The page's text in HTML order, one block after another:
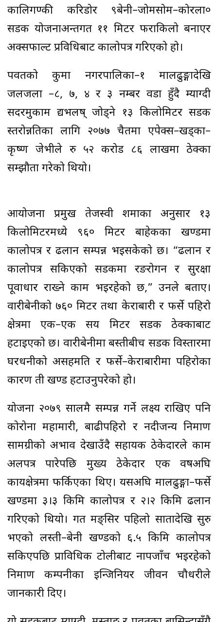
कालिगण्की करिडोर ९बेनी–जोमसोम–कोरला०
सडक योजनाअन्तर्गत ११ मिटर फराकिलो बनाएर
अक्सफाल्ट प्रविधिबाट कालोपत्र गरिएको हो।
पर्वतको कुमा नगरपालिका–१ मालढुङ्गादेखि
जलजला –८, ७, ४ र ३ नम्बर वडा हुँदै म्याग्दी
सदरमुकाम द्यभलष् जोड्ने १३ किलोमिटर सडक
स्तरोन्नतिका लागि २०७७ चैतमा एपेक्स–खड्का–
कृष्ण जेभीले रु ५२ करोड ८६ लाखमा ठेक्का
सम्झौता गरेको थियो।
आयोजना प्रमुख तेजस्वी शर्माका अनुसार १३
किलोमिटरमध्ये ९६० मिटर बाहेकका खण्डमा
कालोपत्र र ढलान सम्पन्न भइसकेको छ। “ढलान र
कालोपत्र सकिएको सडकमा रङरोगन र सुरक्षा
पूर्वाधार राख्ने काम भइरहेको छ,” उनले बताए।
वारीबेनीको ७६० मिटर तथा केराबारी र फर्से पहिरो
क्षेत्रमा एक–एक सय मिटर सडक ठेक्काबाट
हटाइएको छ। वारीबेनीमा बस्तीबीच सडक विस्तारमा
घरधनीको असहमति र फर्से–केराबारीमा पहिरोका
कारण ती खण्ड हटाउनुपरेको हो।
योजना २०७९ सालमै सम्पन्न गर्ने लक्ष्य राखिए पनि
कोरोना महामारी, बाढीपहिरो र नदीजन्य निर्माण
सामग्रीको अभाव देखाउँदै सहायक ठेकेदारले काम
अलपत्र पारेपछि मुख्य ठेकेदार एक वर्षअघि
कार्यक्षेत्रमा फर्किएका थिए। यसअघि मालढुङ्गा–फर्से
खण्डमा ३।३ किमि कालोपत्र र २।२ किमि ढलान
गरिएको थियो। गत मङ्सिर पहिलो सातादेखि सुरु
भएको लस्ती–बेनी खण्डको ६.५ किमि कालोपत्र
सकिएपछि प्राविधिक टोलीबाट नापजाँच भइरहेको
निर्माण कम्पनीका इन्जिनियर जीवन चौधरीले
जानकारी दिए।